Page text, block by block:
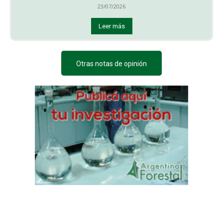
23/07/2026
Leer más
Otras notas de opinión